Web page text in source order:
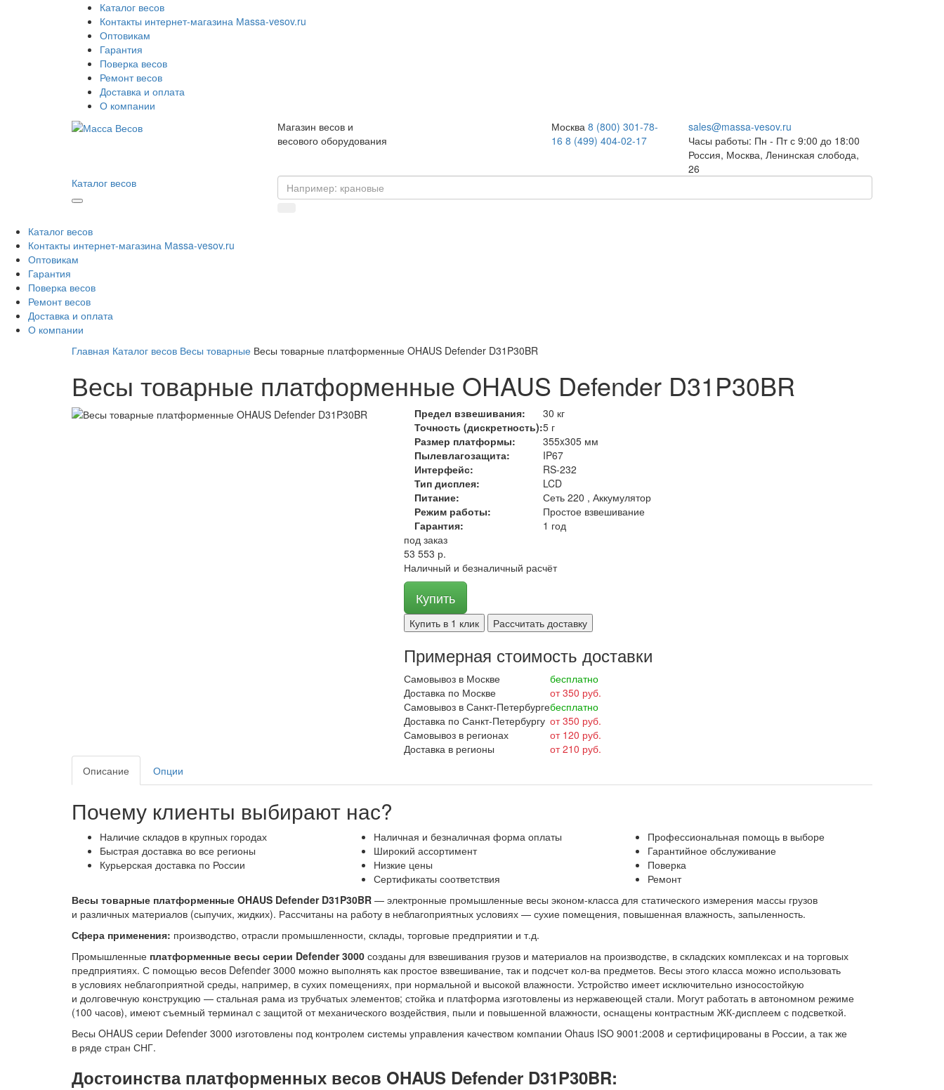
Каталог весов
Контакты интернет-магазина Мassa-vesov.ru
Оптовикам
Гарантия
Поверка весов
Ремонт весов
Доставка и оплата
О компании
Магазин весов и
весового оборудования
Москва 8 (800) 301-78-
16 8 (499) 404-02-17
sales@massa-vesov.ru
Часы работы: Пн - Пт с 9:00 до 18:00
Россия, Москва, Ленинская слобода,
26
Каталог весов
Каталог весов
Контакты интернет-магазина Мassa-vesov.ru
Оптовикам
Гарантия
Поверка весов
Ремонт весов
Доставка и оплата
О компании
Главная Каталог весов Весы товарные Весы товарные платформенные OHAUS Defender D31P30BR
Весы товарные платформенные OHAUS Defender D31P30BR
Предел взвешивания:
30 кг
Точность (дискретность):5 г
Размер платформы:
355x305 мм
Пылевлагозащита:
IP67
Интерфейс:
RS-232
Тип дисплея:
LCD
Питание:
Сеть 220 , Аккумулятор
Режим работы:
Простое взвешивание
Гарантия:
1 год
под заказ
53 553 р.
Наличный и безналичный расчёт
Купить
Купить в 1 клик Рассчитать доставку
Примерная стоимость доставки
Самовывоз в Москве
бесплатно
Доставка по Москве
от 350 руб.
Самовывоз в Санкт-Петербургебесплатно
Доставка по Санкт-Петербургу от 350 руб.
Самовывоз в регионах
от 120 руб.
Доставка в регионы
от 210 руб.
Описание
Опции
Почему клиенты выбирают нас?
Наличие складов в крупных городах
Быстрая доставка во все регионы
Курьерская доставка по России
Наличная и безналичная форма оплаты
Широкий ассортимент
Низкие цены
Сертификаты соответствия
Профессиональная помощь в выборе
Гарантийное обслуживание
Поверка
Ремонт
Весы товарные платформенные OHAUS Defender D31P30BR — электронные промышленные весы эконом-класса для статического измерения массы грузов
и различных материалов (сыпучих, жидких). Рассчитаны на работу в неблагоприятных условиях — сухие помещения, повышенная влажность, запыленность.
Сфера применения: производство, отрасли промышленности, склады, торговые предприятии и т.д.
Промышленные платформенные весы серии Defender 3000 созданы для взвешивания грузов и материалов на производстве, в складских комплексах и на торговых
предприятиях. С помощью весов Defender 3000 можно выполнять как простое взвешивание, так и подсчет кол-ва предметов. Весы этого класса можно использовать
в условиях неблагоприятной среды, например, в сухих помещениях, при нормальной и высокой влажности. Устройство имеет исключительно износостойкую
и долговечную конструкцию — стальная рама из трубчатых элементов; стойка и платформа изготовлены из нержавеющей стали. Могут работать в автономном режиме
(100 часов), имеют съемный терминал с защитой от механического воздействия, пыли и повышенной влажности, оснащены контрастным ЖК-дисплеем с подсветкой.
Весы OHAUS серии Defender 3000 изготовлены под контролем системы управления качеством компании Ohaus ISO 9001:2008 и сертифицированы в России, а так же
в ряде стран СНГ.
Достоинства платформенных весов OHAUS Defender D31P30BR: